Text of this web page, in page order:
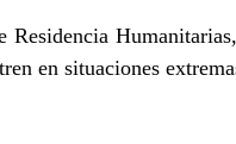
Residencia
en situaciones